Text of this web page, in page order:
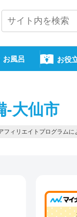
お風呂 お役
-大仙市
ィリエイトプログラムに